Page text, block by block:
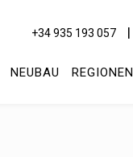
+34 935 193 057
NEUBAU REGIONEN